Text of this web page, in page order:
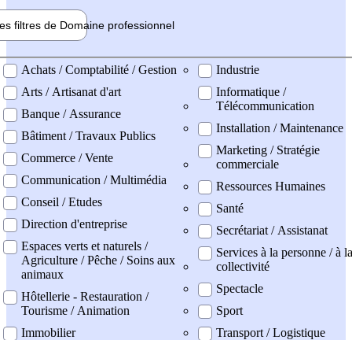
filtres de Domaine professionnel
professionel
Achats / Comptabilité / Gestion
Arts / Artisanat d'art
Banque / Assurance
Bâtiment / Travaux Publics
Commerce / Vente
Communication / Multimédia
Conseil / Etudes
Direction d'entreprise
Espaces verts et naturels /
Agriculture / Pêche / Soins aux
animaux
Hôtellerie - Restauration /
Tourisme / Animation
Immobilier
Industrie
Informatique /
Télécommunication
Installation / Maintenance
Marketing / Stratégie
commerciale
Ressources Humaines
Santé
Secrétariat / Assistanat
Services à la personne / à la
collectivité
Spectacle
Sport
Transport / Logistique